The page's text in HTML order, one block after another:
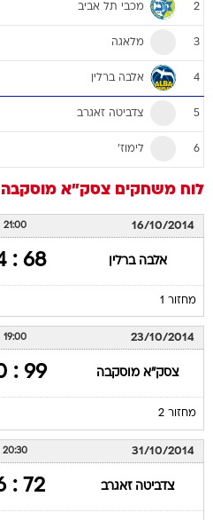
2 מכבי תל אביב
3 מלאגה
4 אלבה ברלין
5 צדביטה זאגרב
6 לימוז'
לוח משחקים צסק"א מוסקבה
16/10/2014
21:00
אלבה ברלין 68 : 84
מחזור 1
23/10/2014
19:00
צסק"א מוסקבה 99 : 80
מחזור 2
31/10/2014
20:30
צדביטה זאגרב 72 : 76